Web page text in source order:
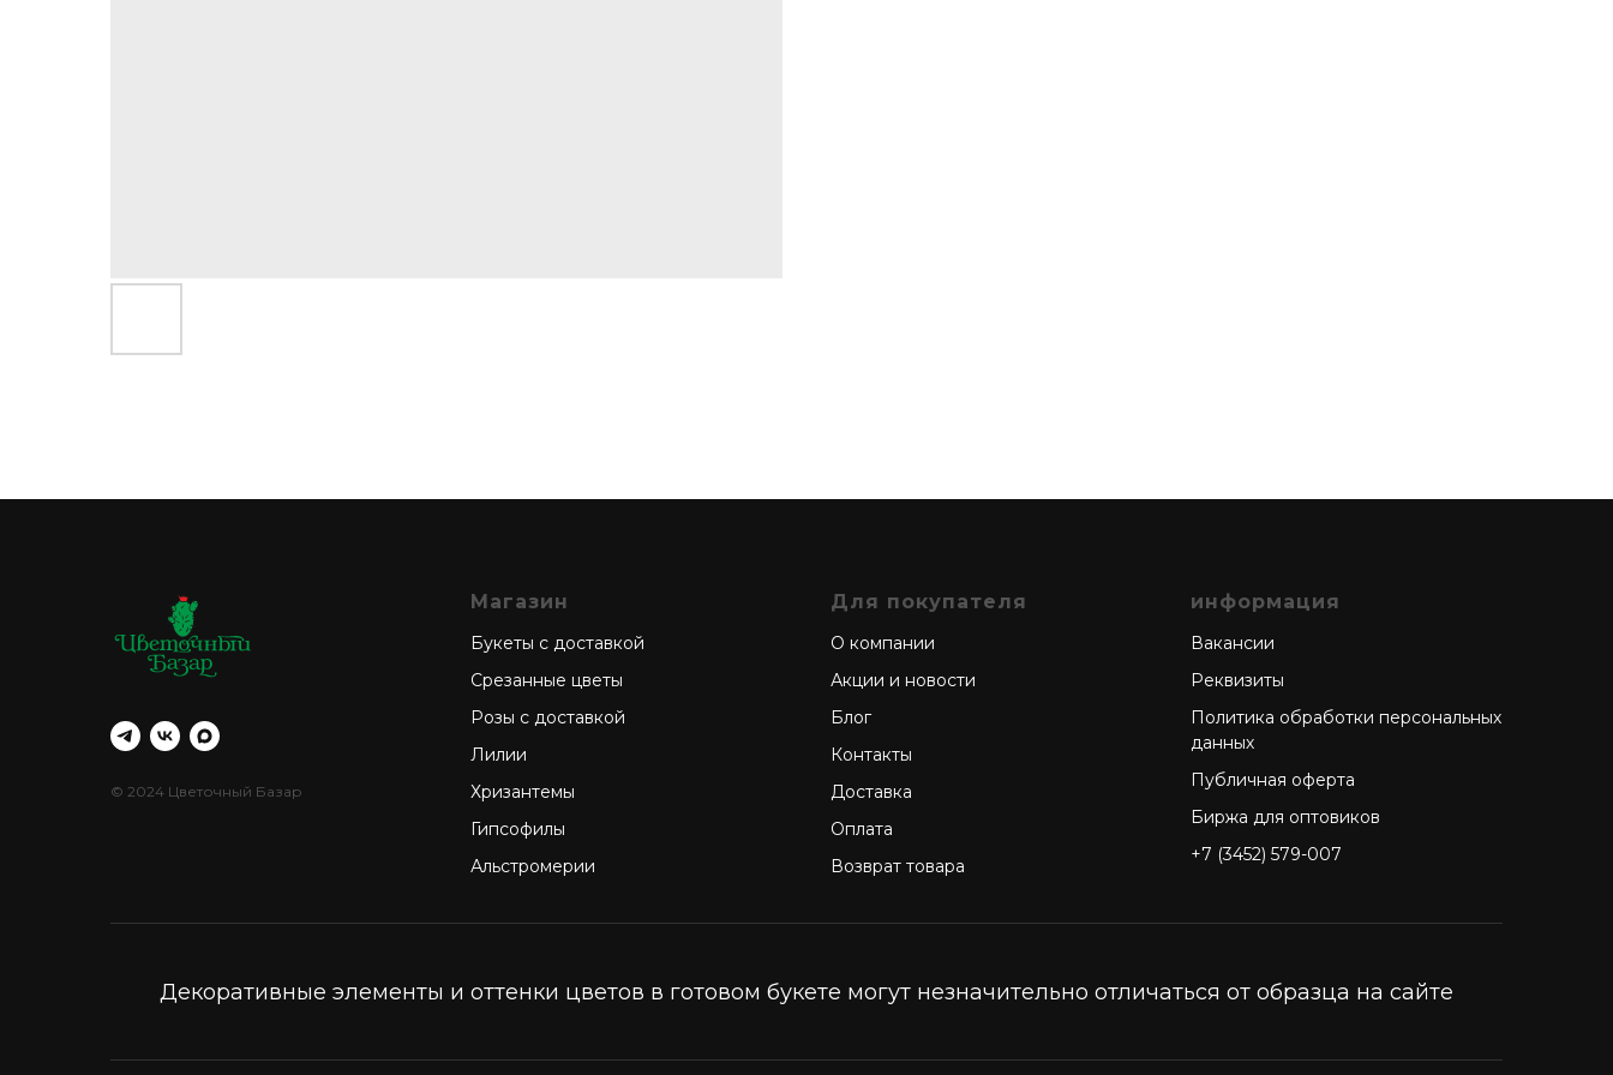
© 2024 Цветочный Базар
Магазин
Букеты с доставкой
Срезанные цветы
Розы с доставкой
Лилии
Хризантемы
Гипсофилы
Альстромерии
Для покупателя
О компании
Акции и новости
Блог
Контакты
Доставка
Оплата
Возврат товара
информация
Вакансии
Реквизиты
Политика обработки персональных
данных
Публичная оферта
Биржа для оптовиков
+7 (3452) 579-007
Декоративные элементы и оттенки цветов в готовом букете могут незначительно отличаться от образца на сайте